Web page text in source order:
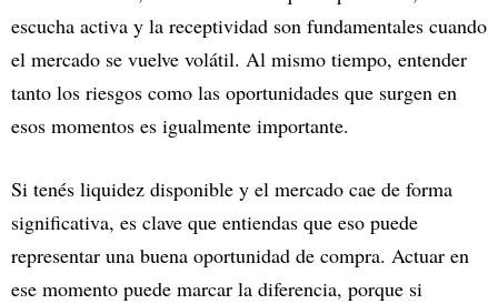
escucha activa y la receptividad son fundamentales cuando
el mercado se vuelve volátil. Al mismo tiempo, entender
tanto los riesgos como las oportunidades que surgen en
esos momentos es igualmente importante.
Si tenés liquidez disponible y el mercado cae de forma
significativa, es clave que entiendas que eso puede
representar una buena oportunidad de compra. Actuar en
ese momento puede marcar la diferencia, porque si